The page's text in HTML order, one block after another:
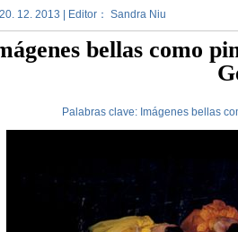
12. 2013 | Editor： Sandra Niu
bellas como
Palabras clave: Imágenes bellas